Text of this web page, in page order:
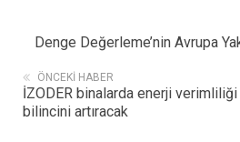
Denge Değerleme’nin Avrupa
ÖNCEKI HABER
İZODER binalarda enerji
bilincini artıracak